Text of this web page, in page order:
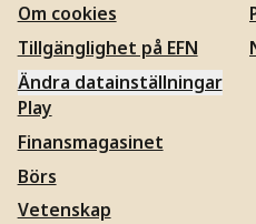
Om cookies
Tillgänglighet på EFN
Ändra datainställningar
Play
Finansmagasinet
Börs
Vetenskap